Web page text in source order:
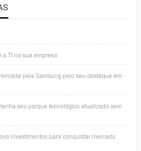
a TI na sua empresa
pela Samsung pelo seu destaque em
seu parque tecnológico atualizado sem
investimentos para conquistar mercado